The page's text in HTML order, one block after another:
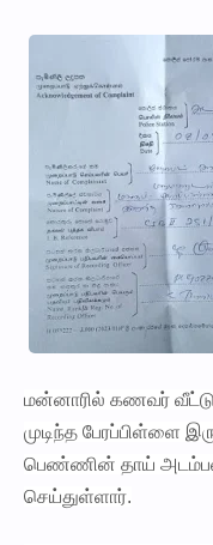
மன்னாரில் கணவர்
முடிந்த பேரப்பிள்ளை
பெண்ணின் தாய் அடம்பன்
செய்துள்ளார்.